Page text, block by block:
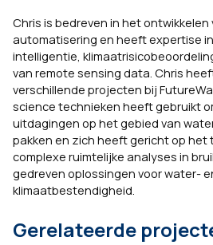
Chris is bedreven in het ontwikkelen
automatisering en heeft expertise
intelligentie,
van remote sensing data. Chris
verschillende projecten bij
science technieken heeft gebruikt
uitdagingen op het gebied van
pakken en zich heeft gericht op het
complexe ruimtelijke analyses in
gedreven oplossingen voor water-
klimaatbestendigheid.
Gerelateerde